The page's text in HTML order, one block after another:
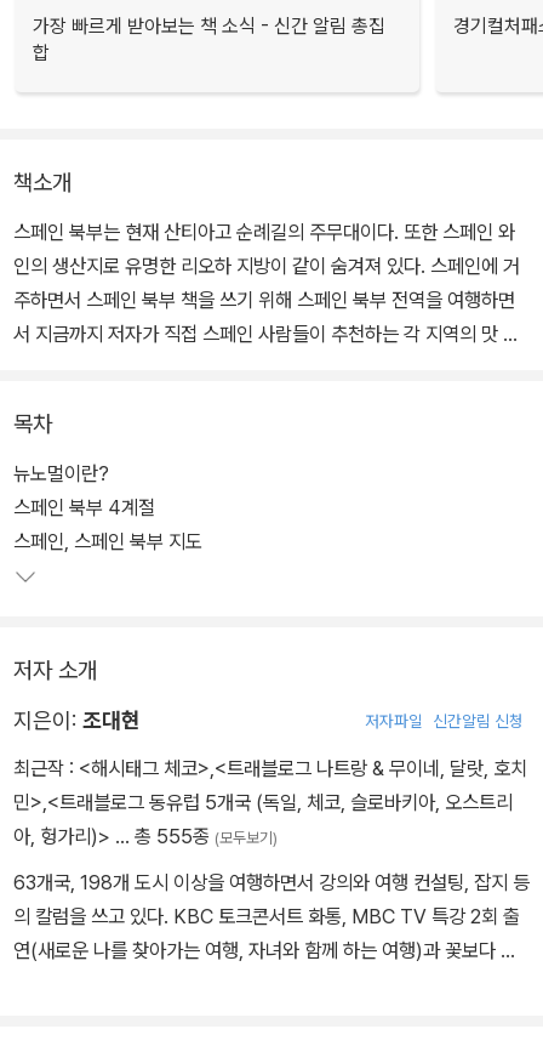
가장 빠르게 받아보는 책 소식 - 신간 알림 총집
합
경기컬처
책소개
스페인 북부는 현재 산티아고 순례길의 주무대이다. 또한 스페인 와
인의 생산지로 유명한 리오하 지방이 같이 숨겨져 있다. 스페인에 거
주하면서 스페인 북부 책을 쓰기 위해 스페인 북부 전역을 여행하면
서 지금까지 저자가 직접 스페인 사람들이 추천하는 각 지역의 맛 집,
목차
뉴노멀이란?
스페인 북부 4계절
스페인, 스페인 북부 지도
저자 소개
지은이: 조대현 저자파일 신간알림 신청
최근작 : <해시태그 체코>,<트래블로그 나트랑 & 무이네, 달랏, 호치
민>,<트래블로그 동유럽 5개국 (독일, 체코, 슬로바키아, 오스트리
아, 헝가리)> … 총 555종 (모두보기)
63개국, 198개 도시 이상을 여행하면서 강의와 여행 컨설팅, 잡지 등
의 칼럼을 쓰고 있다. KBC 토크콘서트 화통, MBC TV 특강 2회 출
연(새로운 나를 찾아가는 여행, 자녀와 함께 하는 여행)과 꽃보다 청